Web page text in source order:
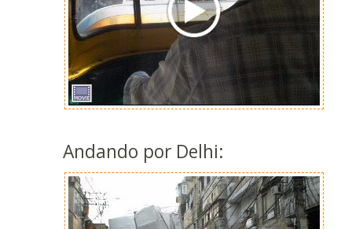
Andando por Delhi: